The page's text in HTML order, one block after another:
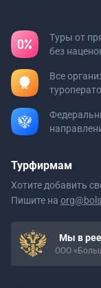
Туры от
без
Все
Турфирмам
Хотите добавить
Пишите на
Мы в
ООО